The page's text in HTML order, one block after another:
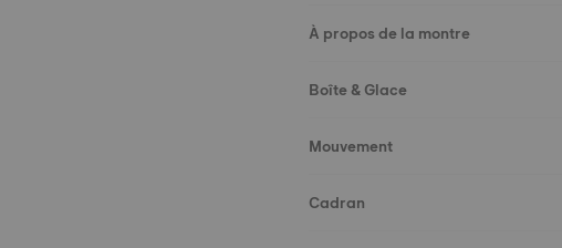
À propos de la montre
Boîte & Glace
Mouvement
Cadran